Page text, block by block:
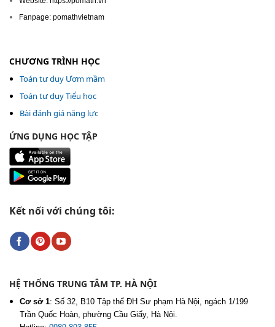
Fanpage: pomathvietnam
CHƯƠNG TRÌNH HỌC
Toán tư duy Ươm mầm
Toán tư duy Tiểu học
Bài đánh giá năng lực
ỨNG DỤNG HỌC TẬP
Kết nối với chúng tôi:
HỆ THỐNG TRUNG TÂM TP. HÀ NỘI
Cơ sở 1: Số 32, B10 Tập thể ĐH Sư phạm Hà Nội, ngách 1/199
Trần Quốc Hoàn, phường Cầu Giấy, Hà Nội.